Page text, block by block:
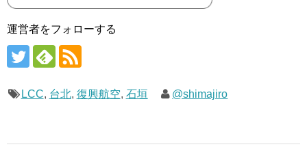
運営者をフォローする
LCC, 台北, 復興航空, 石垣 @shimajiro